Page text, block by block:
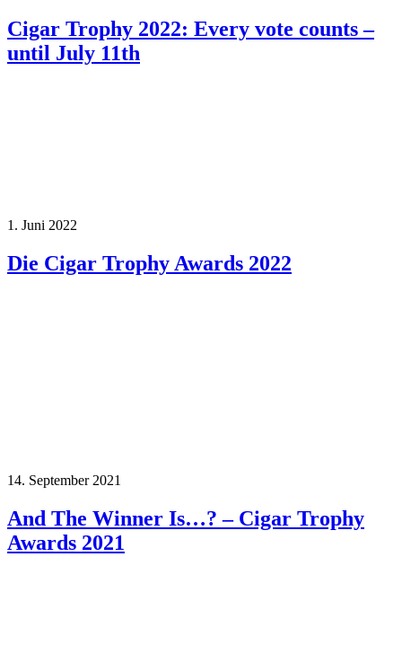
Cigar Trophy 2022: Every vote counts –
until July 11th
1. Juni 2022
Die Cigar Trophy Awards 2022
14. September 2021
And The Winner Is…? – Cigar Trophy
Awards 2021